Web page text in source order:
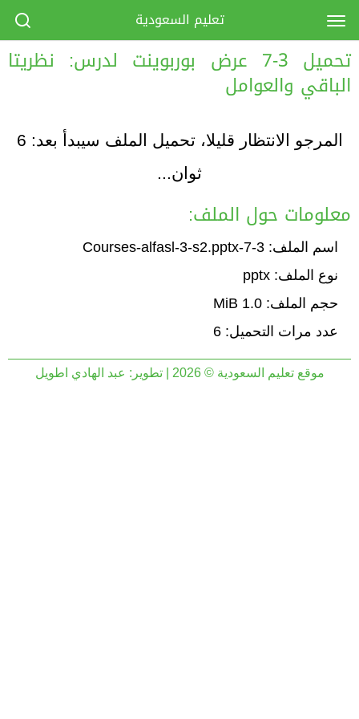
تحميل 3-7 عرض بوربوينت لدرس: نظريتا
الباقي والعوامل
المرجو الانتظار قليلا، تحميل الملف سيبدأ بعد: 6
ثوان...
معلومات حول الملف:
اسم الملف: 3-7-Courses-alfasl-3-s2.pptx
نوع الملف: pptx
حجم الملف: 1.0 MiB
عدد مرات التحميل: 6
موقع تعليم السعودية © 2026 | تطوير: عبد الهادي اطويل
تعليم السعودية